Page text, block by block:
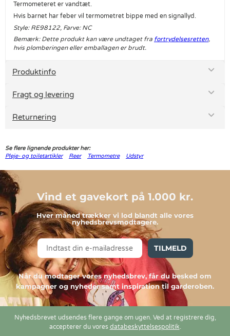
Termometeret er vandtæt.
Hvis barnet har feber vil termometret bippe med en signallyd.
Style: RE98122, Farve: NC
Bemærk: Dette produkt kan være undtaget fra fortrydelsesretten,
hvis plomberingen eller emballagen er brudt.
Produktinfo
Fragt og levering
Returnering
Se flere lignende produkter her:
Pleje- og toiletartikler
Reer Termometre Udstyr
Vind et gavekort på 1.000 kr.
Hver måned trækker vi lod blandt alle vores
nyhedsbrevsmodtagere.
TILMELD
Når du modtager vores nyhedsbrev, får du besked om
kampagner og nyheder samt inspiration til garderoben.
Nyhedsbrevet udsendes flere gange om ugen. Ved at registrere dig,
accepterer du vores databeskyttelsespolitik.